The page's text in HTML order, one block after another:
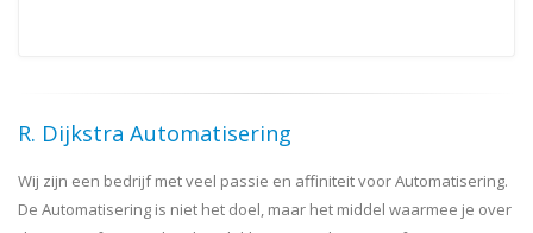
R. Dijkstra Automatisering
Wij zijn een bedrijf met veel passie en affiniteit voor Automatisering.
De Automatisering is niet het doel, maar het middel waarmee je over